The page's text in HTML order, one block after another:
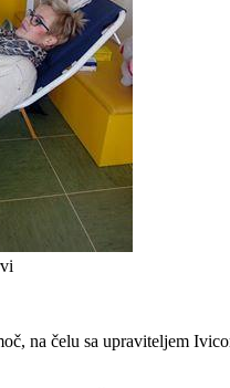
na čelu sa upraviteljem